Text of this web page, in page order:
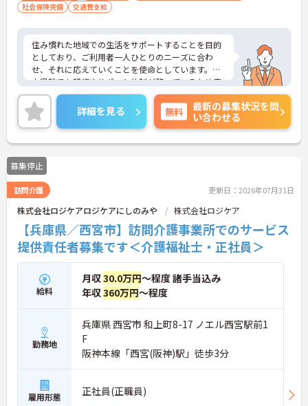
社会保険完備
交通費支給
住み慣れた地域での生活をサポートすることを目的
としており、ご利用者一人ひとりのニーズに合わ
せ、それに応えていくことを使命としています。
未経験でも研修やサポート体制が整っているため安
心して就業できます。また、年間休日111日、日勤
のみの勤務のため、家庭との両立がしやすい職場で
す。
ご興味のある方には、面接対策ポイントなど、さら
に詳細をお話しいたしますのでお気軽にご相談くだ
さい！
詳細を見る 無料
最新の募集状況を問
い合わせる
募集停止
訪問介護 更新日：2026年07月31日
株式会社ロジケアロジケアにしのみや 株式会社ロジケア
【兵庫県／西宮市】訪問介護事業所でのサービス
提供責任者募集です＜介護福祉士・正社員＞
給料
月収30.0万円～程度 諸手当込み
年収360万円～程度
勤務地
兵庫県 西宮市 和上町8-17 ノエル西宮駅前1
F
阪神本線「西宮(阪神)駅」徒歩3分
雇用形態 正社員(正職員)